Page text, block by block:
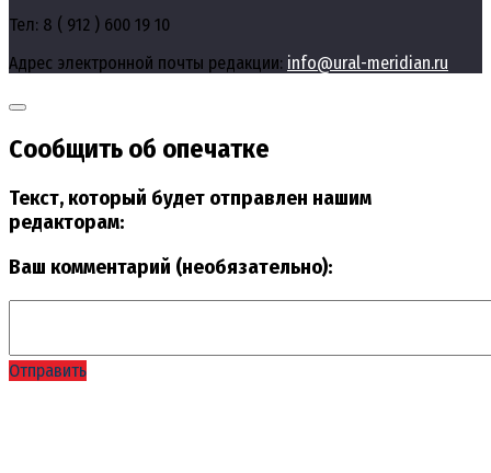
Тел: 8 ( 912 ) 600 19 10
Адрес электронной почты редакции: info@ural-meridian.ru
Сообщить об опечатке
Текст, который будет отправлен нашим
редакторам:
Ваш комментарий (необязательно):
Отправить